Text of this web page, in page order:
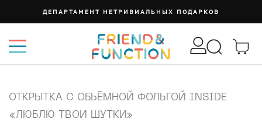
ДЕПАРТАМЕНТ НЕТРИВИАЛЬНЫХ ПОДАРКОВ
ОТКРЫТКА С ОБЪЁМНОЙ ФОЛЬГОЙ INSIDE
«ЛЮБЛЮ ТВОИ ШУТКИ»